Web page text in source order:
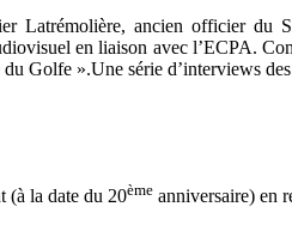
Latrémolière, ancien officier du
en liaison avec l’ECPA.
Golfe ».Une série d’interviews
(à la date du 20ème anniversaire) en